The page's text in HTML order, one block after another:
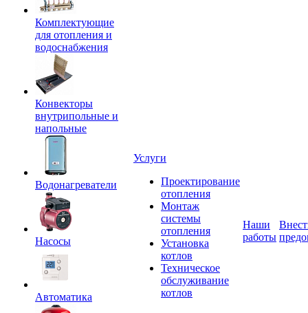
Комплектующие
для отопления и
водоснабжения
Конвекторы
внутрипольные и
напольные
Водонагреватели
Насосы
Автоматика
Услуги
Проектирование
отопления
Монтаж
системы
отопления
Установка
котлов
Техническое
обслуживание
котлов
Наши
работы